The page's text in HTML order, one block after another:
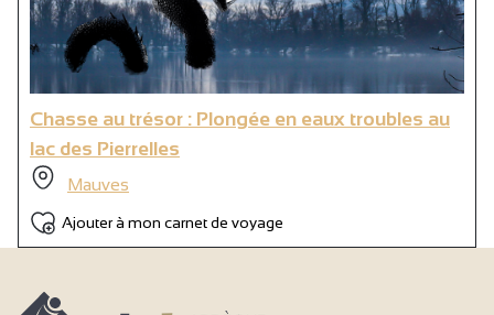
Chasse au trésor : Plongée en eaux troubles au
lac des Pierrelles
Mauves
Ajouter à mon carnet de voyage